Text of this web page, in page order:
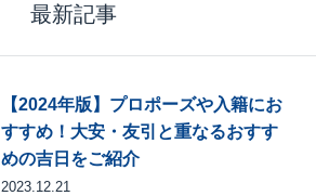
最新記事
【2024年版】プロポーズや入籍にお
すすめ！大安・友引と重なるおすす
めの吉日をご紹介
2023.12.21